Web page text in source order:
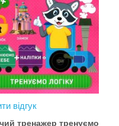
відгук
тренажер тренуємо